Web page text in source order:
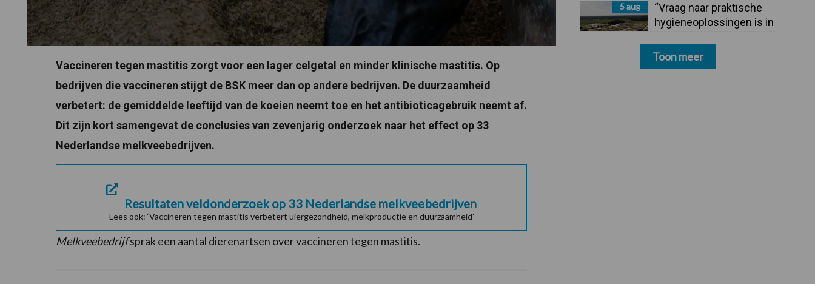
Vaccineren tegen mastitis zorgt voor een lager celgetal en minder klinische mastitis. Op
bedrijven die vaccineren stijgt de BSK meer dan op andere bedrijven. De duurzaamheid
verbetert: de gemiddelde leeftijd van de koeien neemt toe en het antibioticagebruik neemt af.
Dit zijn kort samengevat de conclusies van zevenjarig onderzoek naar het effect op 33
Nederlandse melkveebedrijven.
Resultaten veldonderzoek op 33 Nederlandse melkveebedrijven
Lees ook: ‘Vaccineren tegen mastitis verbetert uiergezondheid, melkproductie en duurzaamheid’
Melkveebedrijfsprak een aantal dierenartsen over vaccineren tegen mastitis.
5 aug
“Vraag naar praktische
hygieneoplossingen is in
Toon meer